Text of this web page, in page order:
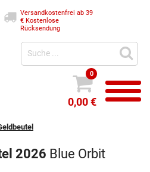
Versandkostenfrei ab 39
€Kostenlose
Rücksendung
0
0,00 €
2026 Blue Orbit